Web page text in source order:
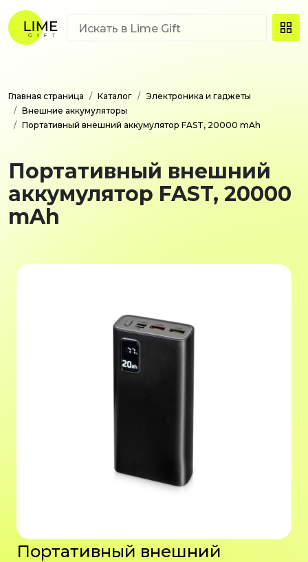
Главная страница Каталог
Электроника и гаджеты
Внешние аккумуляторы
Портативный внешний аккумулятор FAST, 20000 mAh
Портативный внешний
аккумулятор FAST, 20000
mAh
Портативный внешний